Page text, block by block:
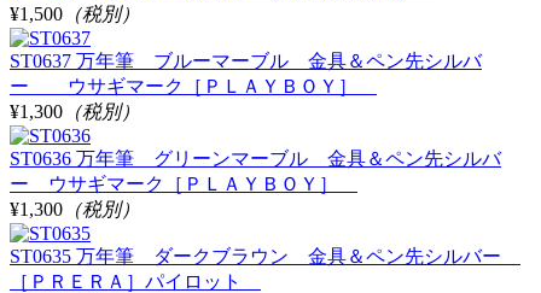
¥1,500 （税別）
ST0637 万年筆 ブルーマーブル 金具＆ペン先シルバ
ー ウサギマーク［ＰＬＡＹＢＯＹ］
¥1,300 （税別）
ST0636 万年筆 グリーンマーブル 金具＆ペン先シルバ
ー ウサギマーク［ＰＬＡＹＢＯＹ］
¥1,300 （税別）
ST0635 万年筆 ダークブラウン 金具＆ペン先シルバー
［ＰＲＥＲＡ］パイロット